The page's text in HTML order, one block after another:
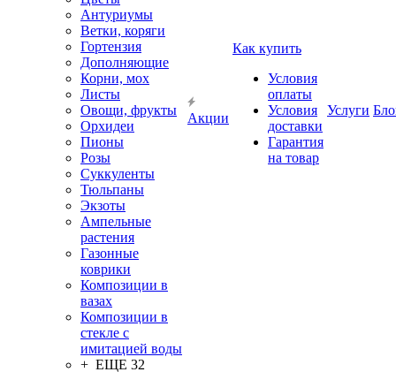
Антуриумы
Ветки, коряги
Гортензия
Дополняющие
Корни, мох
Листы
Овощи, фрукты
Орхидеи
Пионы
Розы
Суккуленты
Тюльпаны
Экзоты
Ампельные
растения
Газонные
коврики
Композиции в
вазах
Композиции в
стекле с
имитацией воды
+ ЕЩЕ 32
Акции
Как купить
Условия
оплаты
Условия
доставки
Гарантия
на товар
Услуги